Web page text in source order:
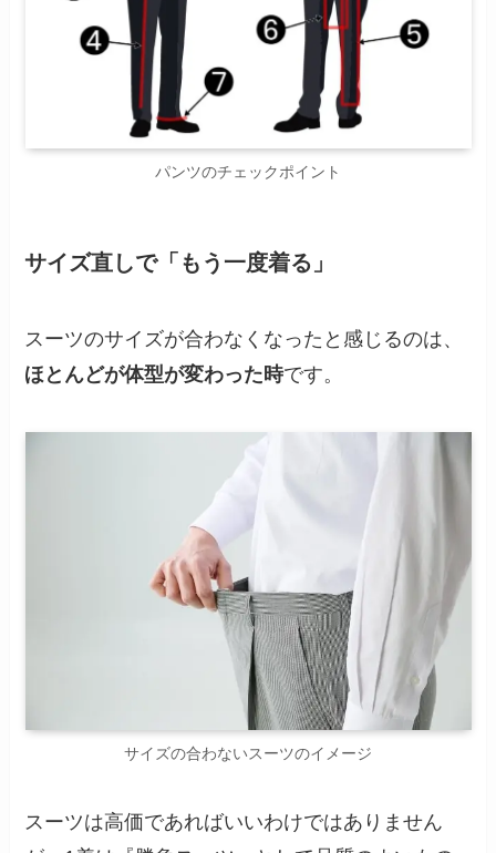
パンツのチェックポイント
サイズ直しで「もう一度着る」
スーツのサイズが合わなくなったと感じるのは、
ほとんどが体型が変わった時です。
サイズの合わないスーツのイメージ
スーツは高価であればいいわけではありません